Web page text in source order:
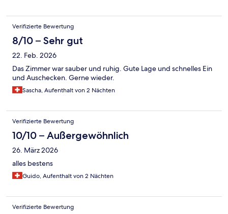
Verifizierte Bewertung
8/10 – Sehr gut
22. Feb. 2026
Das Zimmer war sauber und ruhig. Gute Lage und schnelles Ein
und Auschecken. Gerne wieder.
Sascha, Aufenthalt von 2 Nächten
Verifizierte Bewertung
10/10 – Außergewöhnlich
26. März 2026
alles bestens
Guido, Aufenthalt von 2 Nächten
Verifizierte Bewertung